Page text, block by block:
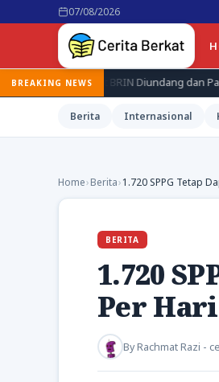
07/08/2026
BREAKING NEWS
Diundang dan Pamerkan Hasil Riset di
Berita Internasional
Home›Berita›1.720 SPPG Tetap
BERITA
1.720
Per
ByRachmat Razi -